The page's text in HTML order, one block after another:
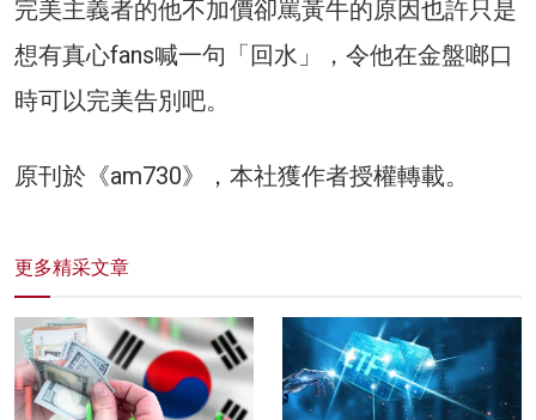
完美主義者的他不加價卻罵黃牛的原因也許只是
想有真心fans喊一句「回水」，令他在金盤啷口
時可以完美告別吧。
原刊於《am730》，本社獲作者授權轉載。
更多精采文章